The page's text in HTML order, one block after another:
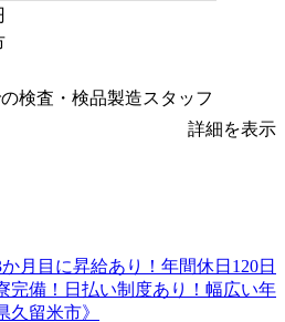
検査・検品製造スタッフ
詳細を表示